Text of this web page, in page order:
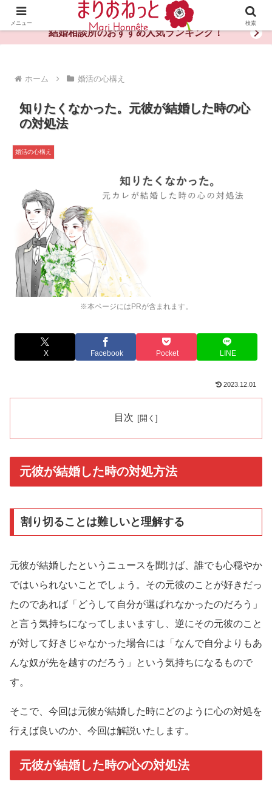
婚活や出会いの体験談・評判・秘訣がわかる情報サイト
結婚相談所のおすすめ人気ランキング！
ホーム 婚活の心構え
知りたくなかった。元彼が結婚した時の心
の対処法
※本ページにはPRが含まれます。
婚活の心構え
X Facebook Pocket LINE
2023.12.01
目次
元彼が結婚した時の対処方法
割り切ることは難しいと理解する
元彼が結婚したというニュースを聞けば、誰でも心穏やか
ではいられないことでしょう。その元彼のことが好きだっ
たのであれば「どうして自分が選ばれなかったのだろう」
と言う気持ちになってしまいますし、逆にその元彼のこと
が対して好きじゃなかった場合には「なんで自分よりもあ
んな奴が先を越すのだろう」という気持ちになるもので
す。
そこで、今回は元彼が結婚した時にどのように心の対処を
行えば良いのか、今回は解説いたします。
元彼が結婚した時の心の対処法
メニュー 検索